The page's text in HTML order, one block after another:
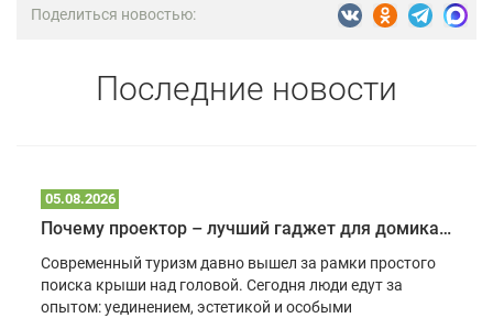
Поделиться новостью:
Последние новости
05.08.2026
Почему проектор – лучший гаджет для домика в глэмпинге
Современный туризм давно вышел за рамки простого
поиска крыши над головой. Сегодня люди едут за
опытом: уединением, эстетикой и особыми